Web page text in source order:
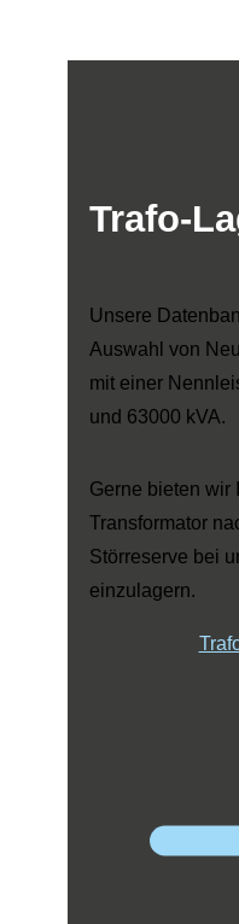
Trafo-
Unsere
Auswahl von
mit einer
und 63000 kVA.
Gerne bieten wir
Transformator
Störreserve bei
einzulagern.